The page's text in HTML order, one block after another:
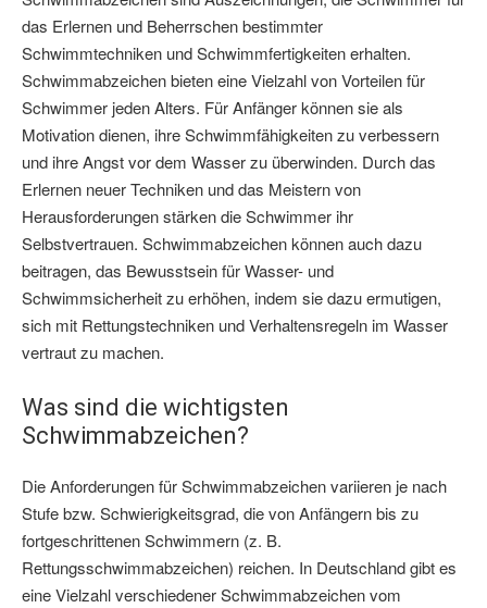
das Erlernen und Beherrschen bestimmter
Schwimmtechniken und Schwimmfertigkeiten erhalten.
Schwimmabzeichen bieten eine Vielzahl von Vorteilen für
Schwimmer jeden Alters. Für Anfänger können sie als
Motivation dienen, ihre Schwimmfähigkeiten zu verbessern
und ihre Angst vor dem Wasser zu überwinden. Durch das
Erlernen neuer Techniken und das Meistern von
Herausforderungen stärken die Schwimmer ihr
Selbstvertrauen. Schwimmabzeichen können auch dazu
beitragen, das Bewusstsein für Wasser- und
Schwimmsicherheit zu erhöhen, indem sie dazu ermutigen,
sich mit Rettungstechniken und Verhaltensregeln im Wasser
vertraut zu machen.
Was sind die wichtigsten
Schwimmabzeichen?
Die Anforderungen für Schwimmabzeichen variieren je nach
Stufe bzw. Schwierigkeitsgrad, die von Anfängern bis zu
fortgeschrittenen Schwimmern (z. B.
Rettungsschwimmabzeichen) reichen. In Deutschland gibt es
eine Vielzahl verschiedener Schwimmabzeichen vom